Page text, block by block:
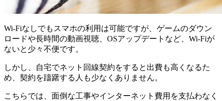
Wi-Fiなしでもスマホの利用は可能ですが、ゲームのダウン
ロードや長時間の動画視聴、OSアップデートなど、Wi-Fiが
ないと少々不便です。
しかし、自宅でネット回線契約をすると出費も高くなるた
め、契約を躊躇する人も少なくありません。
こちらでは、面倒な工事やインターネット費用を支払わなく